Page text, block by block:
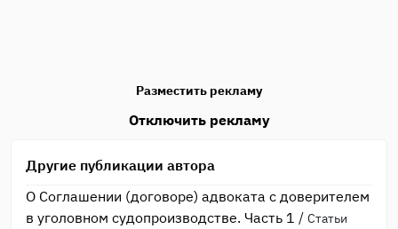
Разместить рекламу
Отключить рекламу
Другие публикации автора
О Соглашении (договоре) адвоката с доверителем
в уголовном судопроизводстве. Часть 1 / Статьи